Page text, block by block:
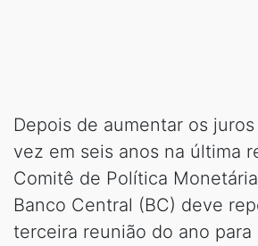
Depois de aumentar os
vez em seis anos na última
Comitê de Política
Banco Central (BC) deve
terceira reunião do ano